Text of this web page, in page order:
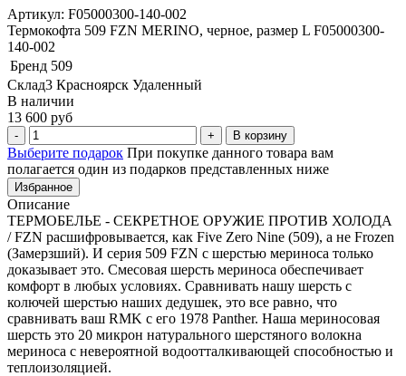
Артикул: F05000300-140-002
Термокофта 509 FZN MERINO, черное, размер L F05000300-
140-002
Бренд 509
Склад3 Красноярск Удаленный
В наличии
13 600 руб
В корзину
Выберите подарок При покупке данного товара вам
полагается один из подарков представленных ниже
Избранное
Описание
ТЕРМОБЕЛЬЕ - СЕКРЕТНОЕ ОРУЖИЕ ПРОТИВ ХОЛОДА
/ FZN расшифровывается, как Five Zero Nine (509), а не Frozen
(Замерзший). И серия 509 FZN с шерстью мериноса только
доказывает это. Смесовая шерсть мериноса обеспечивает
комфорт в любых условиях. Сравнивать нашу шерсть с
колючей шерстью наших дедушек, это все равно, что
сравнивать ваш RMK с его 1978 Panther. Наша мериносовая
шерсть это 20 микрон натурального шерстяного волокна
мериноса с невероятной водоотталкивающей способностью и
теплоизоляцией.